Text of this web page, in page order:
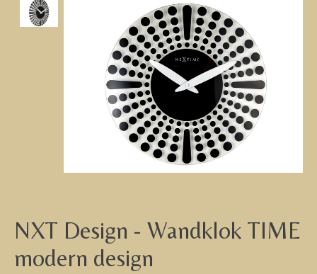
NXT Design - Wandklok TIME
modern design